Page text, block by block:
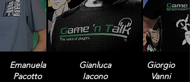
Emanuela
Pacotto
Gianluca
Iacono
Giorgio
Vanni